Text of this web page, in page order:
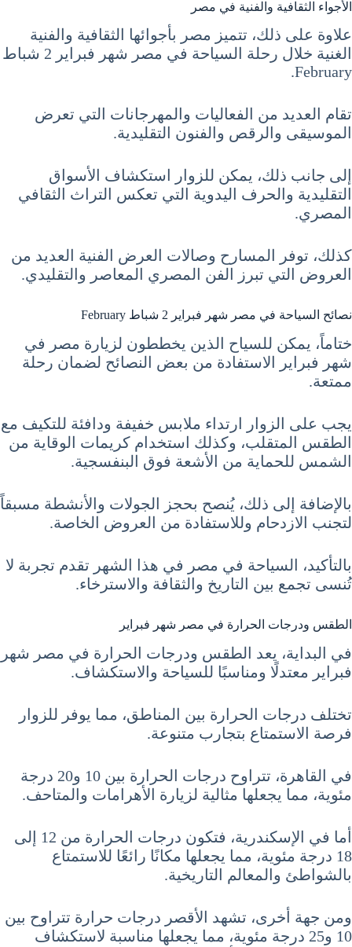
الأجواء الثقافية والفنية في مصر
علاوة على ذلك، تتميز مصر بأجوائها الثقافية والفنية
الغنية خلال رحلة السياحة في مصر شهر فبراير 2 شباط
February.
تقام العديد من الفعاليات والمهرجانات التي تعرض
الموسيقى والرقص والفنون التقليدية.
إلى جانب ذلك، يمكن للزوار استكشاف الأسواق
التقليدية والحرف اليدوية التي تعكس التراث الثقافي
المصري.
كذلك، توفر المسارح وصالات العرض الفنية العديد من
العروض التي تبرز الفن المصري المعاصر والتقليدي.
نصائح السياحة في مصر شهر فبراير 2 شباط February
ختاماً، يمكن للسياح الذين يخططون لزيارة مصر في
شهر فبراير الاستفادة من بعض النصائح لضمان رحلة
ممتعة.
يجب على الزوار ارتداء ملابس خفيفة ودافئة للتكيف مع
الطقس المتقلب، وكذلك استخدام كريمات الوقاية من
الشمس للحماية من الأشعة فوق البنفسجية.
بالإضافة إلى ذلك، يُنصح بحجز الجولات والأنشطة مسبقاً
لتجنب الازدحام وللاستفادة من العروض الخاصة.
بالتأكيد، السياحة في مصر في هذا الشهر تقدم تجربة لا
تُنسى تجمع بين التاريخ والثقافة والاسترخاء.
الطقس ودرجات الحرارة في مصر شهر فبراير
في البداية، يعد الطقس ودرجات الحرارة في مصر شهر
فبراير معتدلًا ومناسبًا للسياحة والاستكشاف.
تختلف درجات الحرارة بين المناطق، مما يوفر للزوار
فرصة الاستمتاع بتجارب متنوعة.
في القاهرة، تتراوح درجات الحرارة بين 10 و20 درجة
مئوية، مما يجعلها مثالية لزيارة الأهرامات والمتاحف.
أما في الإسكندرية، فتكون درجات الحرارة من 12 إلى
18 درجة مئوية، مما يجعلها مكانًا رائعًا للاستمتاع
بالشواطئ والمعالم التاريخية.
ومن جهة أخرى، تشهد الأقصر درجات حرارة تتراوح بين
10 و25 درجة مئوية، مما يجعلها مناسبة لاستكشاف